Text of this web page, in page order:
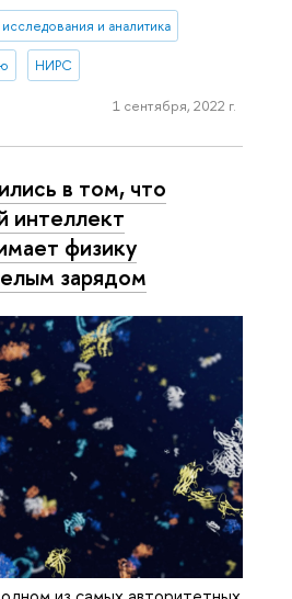
исследования и аналитика
НИРС
1 сентября, 2022 г.
в том, что
интеллект
физику
зарядом